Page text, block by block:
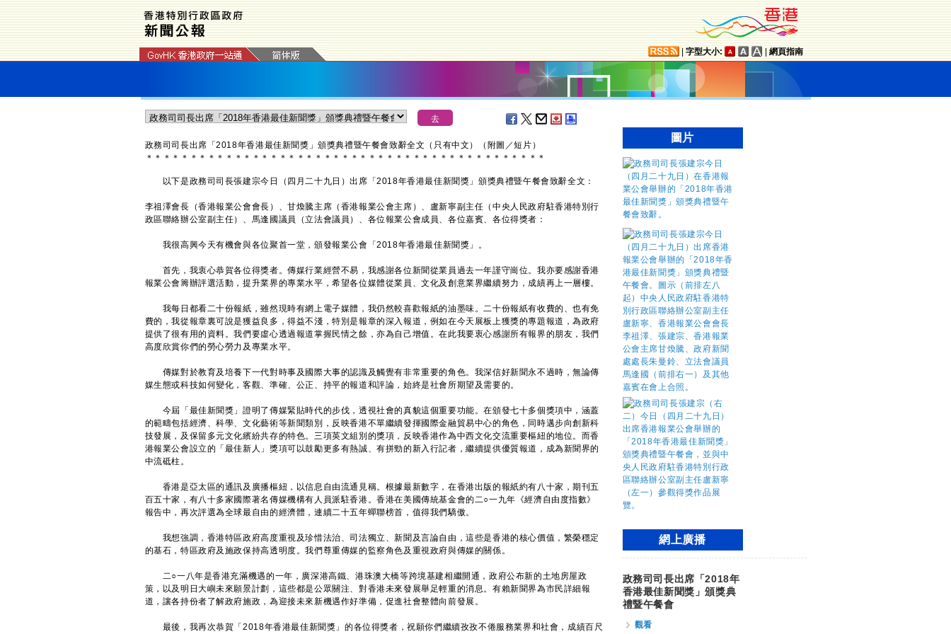
字型大小: 網頁指南
政務司司長出席「2018年香港最佳新聞獎」頒獎典禮暨午餐會致辭全文（只有中文）（附圖／短片）
＊ ＊ ＊ ＊ ＊ ＊ ＊ ＊ ＊ ＊ ＊ ＊ ＊ ＊ ＊ ＊ ＊ ＊ ＊ ＊ ＊ ＊ ＊ ＊ ＊ ＊ ＊ ＊ ＊ ＊ ＊ ＊ ＊ ＊ ＊ ＊ ＊ ＊ ＊ ＊ ＊ ＊ ＊ ＊ ＊
以下是政務司司長張建宗今日（四月二十九日）出席「2018年香港最佳新聞獎」頒獎典禮暨午餐會致辭全文：
李祖澤會長（香港報業公會會長）、甘煥騰主席（香港報業公會主席）、盧新寧副主任（中央人民政府駐香港特別行
政區聯絡辦公室副主任）、馬逢國議員（立法會議員）、各位報業公會成員、各位嘉賓、各位得獎者：
我很高興今天有機會與各位聚首一堂，頒發報業公會「2018年香港最佳新聞獎」。
首先，我衷心恭賀各位得獎者。傳媒行業經營不易，我感謝各位新聞從業員過去一年謹守崗位。我亦要感謝香港
報業公會籌辦評選活動，提升業界的專業水平，希望各位媒體從業員、文化及創意業界繼續努力，成績再上一層樓。
我每日都看二十份報紙，雖然現時有網上電子媒體，我仍然較喜歡報紙的油墨味。二十份報紙有收費的、也有免
費的，我從報章裏可說是獲益良多，得益不淺，特別是報章的深入報道，例如在今天展板上獲獎的專題報道，為政府
提供了很有用的資料。我們要虛心透過報道掌握民情之餘，亦為自己增值。在此我要衷心感謝所有報界的朋友，我們
高度欣賞你們的勞心勞力及專業水平。
傳媒對於教育及培養下一代對時事及國際大事的認識及觸覺有非常重要的角色。我深信好新聞永不過時，無論傳
媒生態或科技如何變化，客觀、準確、公正、持平的報道和評論，始終是社會所期望及需要的。
今屆「最佳新聞獎」證明了傳媒緊貼時代的步伐，透視社會的真貌這個重要功能。在頒發七十多個獎項中，涵蓋
的範疇包括經濟、科學、文化藝術等新聞類別，反映香港不單繼續發揮國際金融貿易中心的角色，同時邁步向創新科
技發展，及保留多元文化繽紛共存的特色。三項英文組別的獎項，反映香港作為中西文化交流重要樞紐的地位。而香
港報業公會設立的「最佳新人」獎項可以鼓勵更多有熱誠、有拼勁的新入行記者，繼續提供優質報道，成為新聞界的
中流砥柱。
香港是亞太區的通訊及廣播樞紐，以信息自由流通見稱。根據最新數字，在香港出版的報紙約有八十家，期刊五
百五十家，有八十多家國際著名傳媒機構有人員派駐香港。香港在美國傳統基金會的二○一九年《經濟自由度指數》
報告中，再次評選為全球最自由的經濟體，連續二十五年蟬聯榜首，值得我們驕傲。
我想強調，香港特區政府高度重視及珍惜法治、司法獨立、新聞及言論自由，這些是香港的核心價值，繁榮穩定
的基石，特區政府及施政保持高透明度。我們尊重傳媒的監察角色及重視政府與傳媒的關係。
二○一八年是香港充滿機遇的一年，廣深港高鐵、港珠澳大橋等跨境基建相繼開通，政府公布新的土地房屋政
策，以及明日大嶼未來願景計劃，這些都是公眾關注、對香港未來發展舉足輕重的消息。有賴新聞界為市民詳細報
道，讓各持份者了解政府施政，為迎接未來新機遇作好準備，促進社會整體向前發展。
最後，我再次恭賀「2018年香港最佳新聞獎」的各位得獎者，祝願你們繼續孜孜不倦服務業界和社會，成績百尺
圖片
網上廣播
政務司司長出席「2018年
香港最佳新聞獎」頒獎典
禮暨午餐會
觀看